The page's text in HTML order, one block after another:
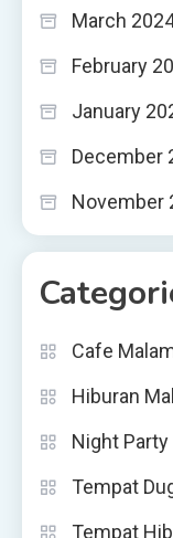
March
February
January
December
November
Cafe
Hiburan
Night
Tempat
Tempat